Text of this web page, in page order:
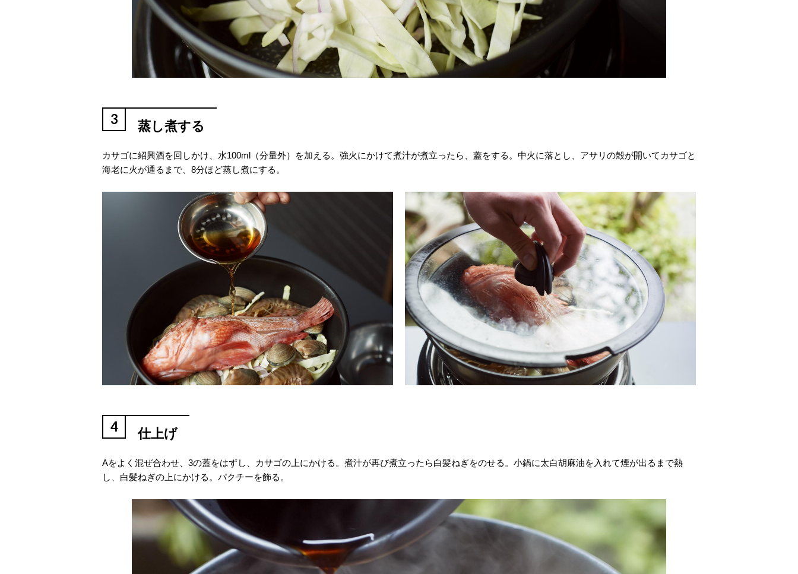
3 蒸し煮する
カサゴに紹興酒を回しかけ、水100ml（分量外）を加える。強火にかけて煮汁が煮立ったら、蓋をする。中火に落とし、アサリの殻が開いてカサゴと
海老に火が通るまで、8分ほど蒸し煮にする。
4 仕上げ
Aをよく混ぜ合わせ、3の蓋をはずし、カサゴの上にかける。煮汁が再び煮立ったら白髪ねぎをのせる。小鍋に太白胡麻油を入れて煙が出るまで熱
し、白髪ねぎの上にかける。パクチーを飾る。